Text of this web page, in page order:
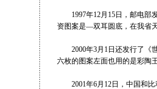
1997年12月15日，邮电部发
资图案是—双耳圆底，在我省
2000年3月1日还发行了《
六枚的图案左面也用的是彩陶
2001年6月12日，中国和比